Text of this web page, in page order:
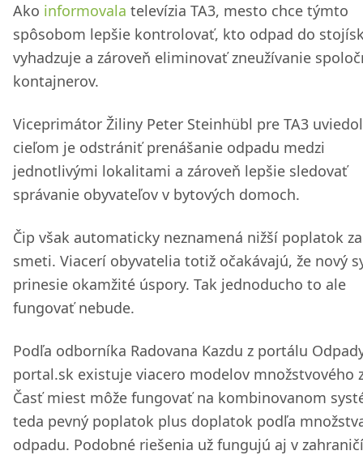
Ako informovala televízia TA3, mesto chce týmto
spôsobom lepšie kontrolovať, kto odpad do
vyhadzuje a zároveň eliminovať zneužívanie
kontajnerov.
Viceprimátor Žiliny Peter Steinhübl pre TA3
cieľom je odstrániť prenášanie odpadu medzi
jednotlivými lokalitami a zároveň lepšie sledovať
správanie obyvateľov v bytových domoch.
Čip však automaticky neznamená nižší poplatok za
smeti. Viacerí obyvatelia totiž očakávajú, že nový
prinesie okamžité úspory. Tak jednoducho to ale
fungovať nebude.
Podľa odborníka Radovana Kazdu z portálu
portal.sk existuje viacero modelov množstvového
Časť miest môže fungovať na kombinovanom
teda pevný poplatok plus doplatok podľa
odpadu. Podobné riešenia už fungujú aj v